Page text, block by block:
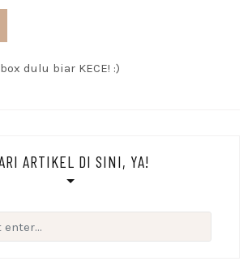
dulu biar KECE! :)
ARTIKEL DI SINI, YA!